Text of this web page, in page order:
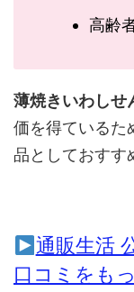
高齢
薄焼きいわしせ
価を得ているた
品としておすす
通販生活
口コミをも